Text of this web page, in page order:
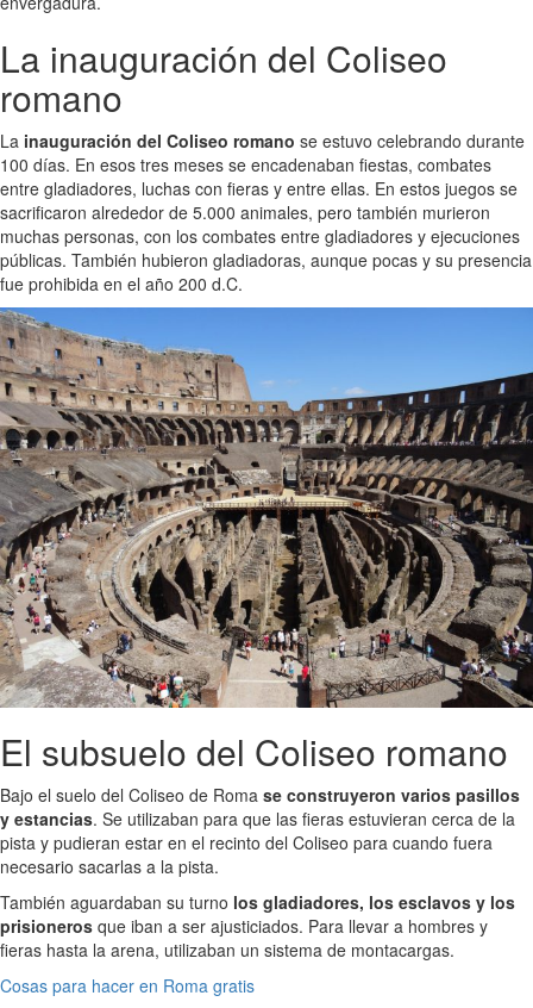
La inauguración del Coliseo
romano
La inauguración del Coliseo romano se estuvo celebrando durante
100 días. En esos tres meses se encadenaban fiestas, combates
entre gladiadores, luchas con fieras y entre ellas. En estos juegos se
sacrificaron alrededor de 5.000 animales, pero también murieron
muchas personas, con los combates entre gladiadores y ejecuciones
públicas. También hubieron gladiadoras, aunque pocas y su presencia
fue prohibida en el año 200 d.C.
El subsuelo del Coliseo romano
Bajo el suelo del Coliseo de Roma se construyeron varios pasillos
y estancias. Se utilizaban para que las fieras estuvieran cerca de la
pista y pudieran estar en el recinto del Coliseo para cuando fuera
necesario sacarlas a la pista.
También aguardaban su turno los gladiadores, los esclavos y los
prisioneros que iban a ser ajusticiados. Para llevar a hombres y
fieras hasta la arena, utilizaban un sistema de montacargas.
Cosas para hacer en Roma gratis